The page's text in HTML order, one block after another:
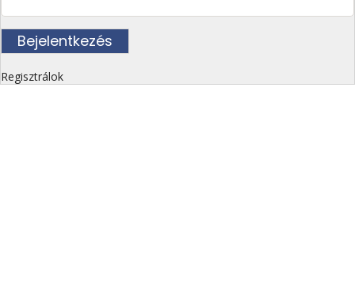
Regisztrálok